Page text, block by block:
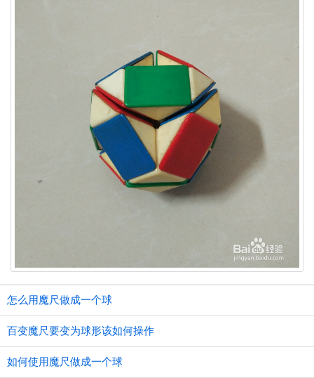
怎么用魔尺做成一个球
百变魔尺要变为球形该如何操作
如何使用魔尺做成一个球